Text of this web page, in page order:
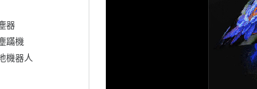
器
蹣機
機器人